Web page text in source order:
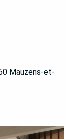
Mauzens-et-